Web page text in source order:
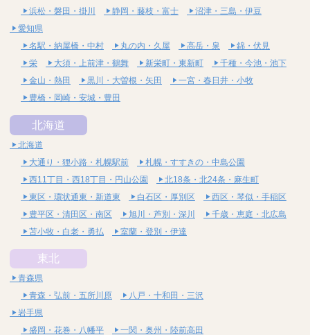
浜松・磐田・掛川
静岡・藤枝・富士
沼津・三島・伊豆
愛知県
名駅・納屋橋・中村
丸の内・久屋 高岳・泉
錦・伏見
栄
大須・上前津・鶴舞 新栄町・東新町
千種・今池・池下
金山・熱田
黒川・大曽根・矢田
一宮・春日井・小牧
豊橋・岡崎・安城・豊田
北海道
北海道
大通り・狸小路・札幌駅前
札幌・すすきの・中島公園
西11丁目・西18丁目・円山公園
北18条・北24条・麻生町
東区・環状通東・新道東
白石区・厚別区
西区・琴似・手稲区
豊平区・清田区・南区
旭川・芦別・深川
千歳・恵庭・北広島
苫小牧・白老・勇払
室蘭・登別・伊達
東北
青森県
青森・弘前・五所川原
八戸・十和田・三沢
岩手県
盛岡・花巻・八幡平
一関・奥州・陸前高田